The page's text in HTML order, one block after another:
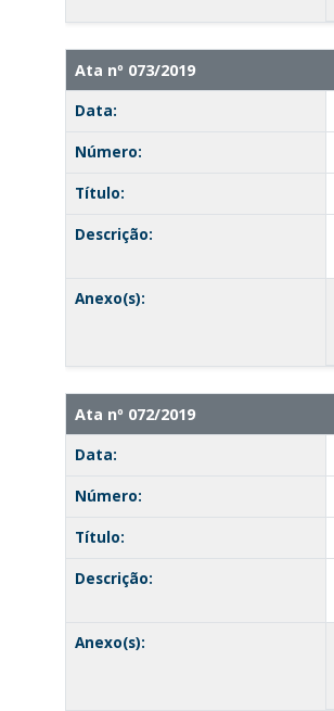
Ata nº 073/2019
Data:
Número:
Título:
Descrição:
Anexo(s):
Ata nº 072/2019
Data:
Número:
Título:
Descrição:
Anexo(s):